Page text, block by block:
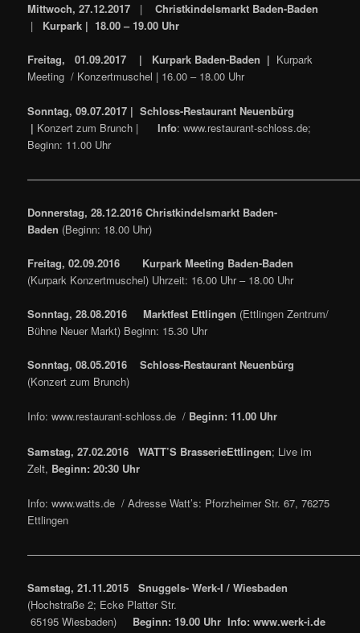
Mittwoch, 27.12.2017 |Christkindelsmarkt Baden-Baden
| Kurpark | 18.00 – 19.00 Uhr
Freitag, 01.09.2017 | Kurpark Baden-Baden | Kurpark
Meeting / Konzertmuschel | 16.00 – 18.00 Uhr
Sonntag, 09.07.2017 | Schloss-Restaurant Neuenbürg
| Konzert zum Brunch | Info: www.restaurant-schloss.de;
Beginn: 11.00 Uhr
Donnerstag, 28.12.2016 Christkindelsmarkt Baden-
Baden (Beginn: 18.00 Uhr)
Freitag, 02.09.2016
Kurpark Meeting Baden-Baden
(Kurpark Konzertmuschel) Uhrzeit: 16.00 Uhr – 18.00 Uhr
Sonntag, 28.08.2016 Marktfest Ettlingen (Ettlingen Zentrum/
Bühne Neuer Markt) Beginn: 15.30 Uhr
Sonntag, 08.05.2016
Schloss-Restaurant Neuenbürg
(Konzert zum Brunch)
Info: www.restaurant-schloss.de / Beginn: 11.00 Uhr
Samstag, 27.02.2016 WATT’S BrasserieEttlingen; Live im
Zelt, Beginn: 20:30 Uhr
Info: www.watts.de / Adresse Watt’s: Pforzheimer Str. 67, 76275
Ettlingen
Samstag, 21.11.2015 Snuggels- Werk-I / Wiesbaden
(Hochstraße 2; Ecke Platter Str.
65195 Wiesbaden)
Beginn: 19.00 Uhr Info: www.werk-i.de